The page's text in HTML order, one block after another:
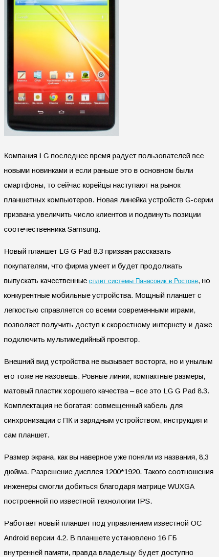
Компания LG последнее время радует пользователей все
новыми новинками и если раньше это в основном были
смартфоны, то сейчас корейцы наступают на рынок
планшетных компьютеров. Новая линейка устройств G-серии
призвана увеличить число клиентов и подвинуть позиции
соотечественника Samsung.
Новый планшет LG G Pad 8.3 призван рассказать
покупателям, что фирма умеет и будет продолжать
выпускать качественные сплит системы Панасоник в Ростове, но
конкурентные мобильные устройства. Мощный планшет с
легкостью справляется со всеми современными играми,
позволяет получить доступ к скоростному интернету и даже
подключить мультимедийный проектор.
Внешний вид устройства не вызывает восторга, но и унылым
его тоже не назовешь. Ровные линии, компактные размеры,
матовый пластик хорошего качества – все это LG G Pad 8.3.
Комплектация не богатая: совмещенный кабель для
синхронизации с ПК и зарядным устройством, инструкция и
сам планшет.
Размер экрана, как вы наверное уже поняли из названия, 8,3
дюйма. Разрешение дисплея 1200*1920. Такого соотношения
инженеры смогли добиться благодаря матрице WUXGA
построенной по известной технологии IPS.
Работает новый планшет под управлением известной ОС
Android версии 4.2. В планшете установлено 16 ГБ
внутренней памяти, правда владельцу будет доступно